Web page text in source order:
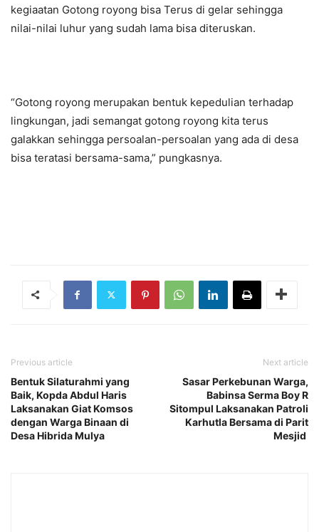
kegiaatan Gotong royong bisa Terus di gelar sehingga
nilai-nilai luhur yang sudah lama bisa diteruskan.
“Gotong royong merupakan bentuk kepedulian terhadap
lingkungan, jadi semangat gotong royong kita terus
galakkan sehingga persoalan-persoalan yang ada di desa
bisa teratasi bersama-sama,” pungkasnya.
Previous article
Bentuk Silaturahmi yang
Baik, Kopda Abdul Haris
Laksanakan Giat Komsos
dengan Warga Binaan di
Desa Hibrida Mulya
Next article
Sasar Perkebunan Warga,
Babinsa Serma Boy R
Sitompul Laksanakan Patroli
Karhutla Bersama di Parit
Mesjid